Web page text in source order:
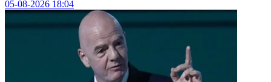
05-08-2026 18:04